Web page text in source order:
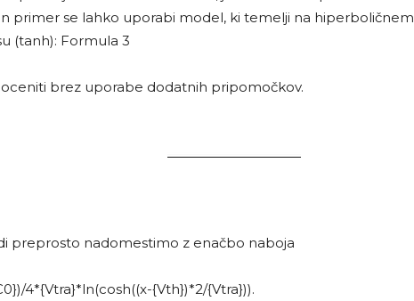
primer se lahko uporabi model, ki temelji na hiperboličnem
(tanh): Formula 3
brez uporabe dodatnih pripomočkov.
preprosto nadomestimo z enačbo naboja
4*{Vtra}*ln(cosh((x-{Vth})*2/{Vtra})).